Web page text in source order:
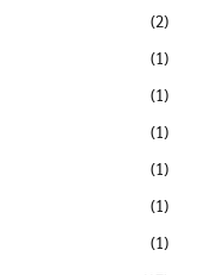
(2)
(1)
(1)
(1)
(1)
(1)
(1)